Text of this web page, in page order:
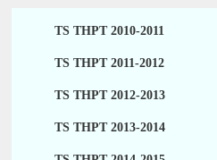
TS THPT 2010-2011
TS THPT 2011-2012
TS THPT 2012-2013
TS THPT 2013-2014